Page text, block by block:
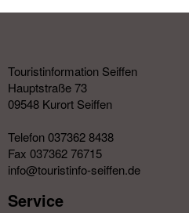
Touristinformation Seiffen
Hauptstraße 73
09548 Kurort Seiffen
Telefon 037362 8438
Fax 037362 76715
info@touristinfo-seiffen.de
Service​